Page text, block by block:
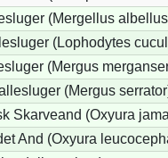
(Mergellus
(Lophodytes
(Mergus
(Mergus
Skarveand (Oxyura
And (Oxyura